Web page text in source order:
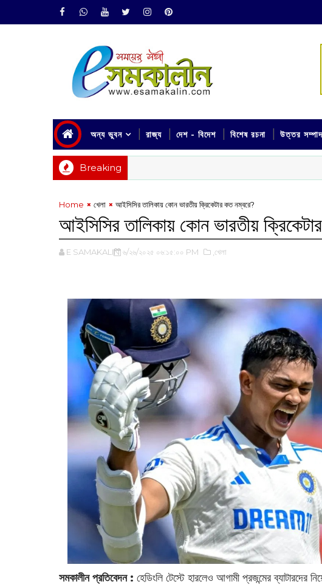
অন্য ভুবন রাজ্য দেশ - বিদেশ বিশেষ রচনা উত্তর
Breaking
Home খেলা আইসিসির তালিকায় কোন ভারতীয় ক্রিকেটার কত নম্বরে?
আইসিসির তালিকায় কোন ভারতীয়
E SAMAKALIN ৬/২৬/২০২৫ ০৬:১৫:০০ PM ,খেলা
সমকালীন প্রতিবেদন : হেডিংলি টেস্টে হারলেও আগামী প্রজন্মের